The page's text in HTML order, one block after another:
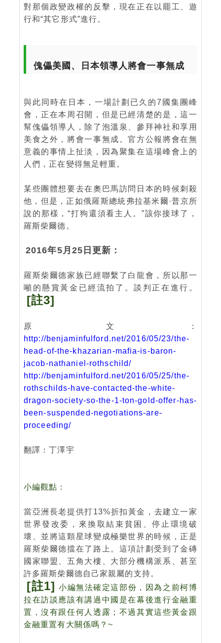
對那個政變政權的反擊，現在正在以罷工、遊
行和“其它形式”進行。
傀儡美國、日本領導人將會一事無成
與此同時在日本，一場計劃已久的7國集團峰
會，正在本周召開，但是已經清楚的是，這一
幫傀儡領導人，除了泡溫泉、參拜神社和享用
美食之外，將會一事無成。官方公報將會在無
意義的事情上扯淡，因為聚集在這場峰會上的
人們，正在變得無足輕重。
某些團體想要去在奧巴馬訪問日本的時候刺殺
他，但是，正如俄羅斯總統弗拉基米爾·普京所
說的那樣，“打狗還須看主人。”該你接球了，
羅斯柴爾德。
2016年5月25日更新：
羅斯柴爾德家族已經聯繫了白龍會，所以那一
噸的懸賞黃金已經流拍了。談判正在進行。
[註3]
原文：
http://benjaminfulford.net/2016/05/23/the-
head-of-the-khazarian-mafia-is-baron-
jacob-nathaniel-rothschild/
http://benjaminfulford.net/2016/05/25/the-
rothschilds-have-contacted-the-white-
dragon-society-so-the-1-ton-gold-offer-has-
been-suspended-negotiations-are-
proceeding/
翻譯：丁澤宇
小編觀點：
當亞洲長老提供打13%折扣黃金，去建立一家
世界發改委，來換取結束貧困、停止環境破
壞、並將這顆星球變成極樂世界的時候，正是
羅斯柴爾德擋在了路上。這項計劃受到了金磚
國家聯盟、五角大樓、大部分機構派系、甚至
許多羅斯柴爾德自己家親屬的支持。
[註1] 小編無法確定這部份，因為之前柯博
拉在訪談應該有講過中國是在幕後進行金融重
置，沒有跟任何人透露；不過其實這些黃金跟
金融重置有大關係嗎？~